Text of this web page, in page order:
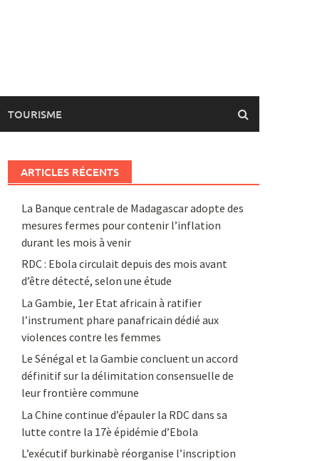
TOURISME
ARTICLES RÉCENTS
La Banque centrale de Madagascar adopte des
mesures fermes pour contenir l’inflation
durant les mois à venir
RDC : Ebola circulait depuis des mois avant
d’être détecté, selon une étude
La Gambie, 1er Etat africain à ratifier
l’instrument phare panafricain dédié aux
violences contre les femmes
Le Sénégal et la Gambie concluent un accord
définitif sur la délimitation consensuelle de
leur frontière commune
La Chine continue d’épauler la RDC dans sa
lutte contre la 17è épidémie d’Ebola
L’exécutif burkinabè réorganise l’inscription